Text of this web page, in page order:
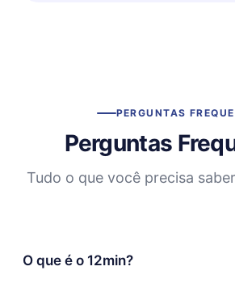
PERGUNTAS
Perguntas
Tudo o que você precisa
O que é o 12min?